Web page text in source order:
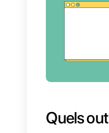
a)
Un bon